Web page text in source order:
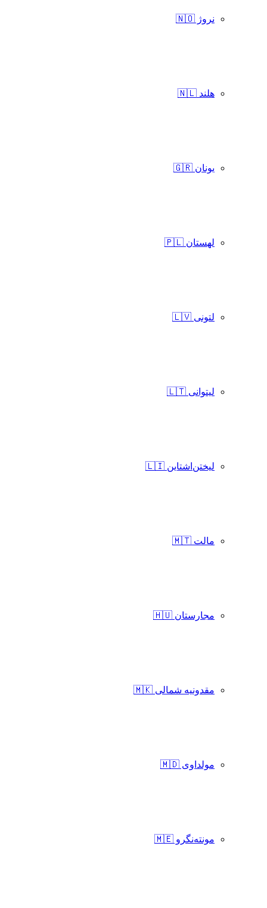
نروژ 🇳🇴
هلند 🇳🇱
یونان 🇬🇷
لهستان 🇵🇱
لتونی 🇱🇻
لیتوانی 🇱🇹
لیختن‌اشتاین 🇱🇮
مالت 🇲🇹
مجارستان 🇭🇺
مقدونیه شمالی 🇲🇰
مولداوی 🇲🇩
مونته‌نگرو 🇲🇪